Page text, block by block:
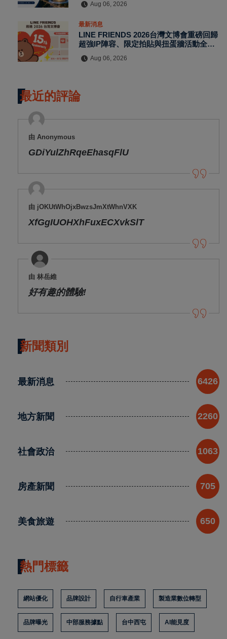
Aug 06, 2026
最新消息
LINE FRIENDS 2026台灣文博會重磅回歸
超強IP陣容、限定拍貼與扭蛋牆活動全公
Aug 06, 2026
最近的評論
由 Anonymous
GDiYulZhRqeEhasqFlU
由 jOKUtWhOjxBwzsJmXtWhnVXK
XfGgIUOHXhFuxECXvkSlT
由 林岳維
好有趣的體驗!
新聞類別
最新消息 6426
地方新聞 2260
社會政治 1063
房產新聞 705
美食旅遊 650
熱門標籤
網站優化 品牌設計 自行車產業 製造業數位轉型
品牌曝光 中部服務據點 台中西屯 AI能見度